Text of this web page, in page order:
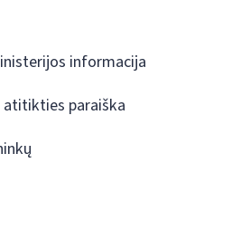
informacija
paraiška